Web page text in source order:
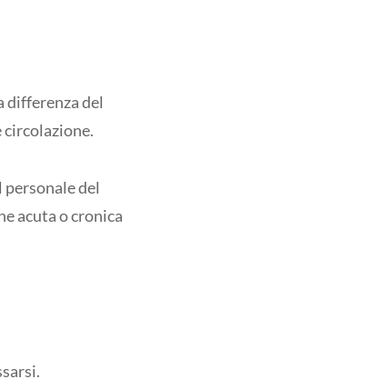
differenza del
circolazione.
del
acuta o cronica